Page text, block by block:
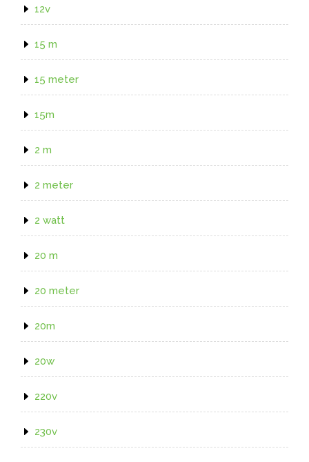
12v
15 m
15 meter
15m
2 m
2 meter
2 watt
20 m
20 meter
20m
20w
220v
230v